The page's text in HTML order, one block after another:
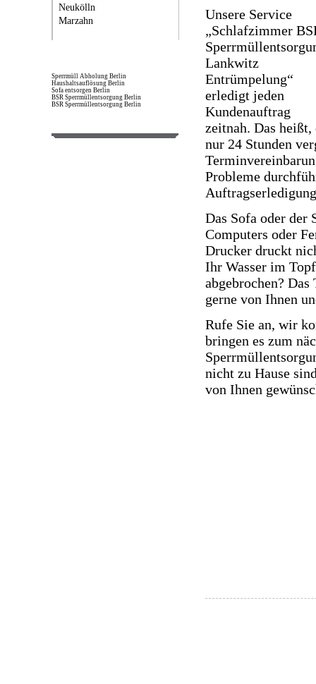
Neukölln
Marzahn
Sperrmüll Abholung Berlin
Haushaltsauflösung Berlin
Sofa entsorgen Berlin
BSR Sperrmüllentsorgung Berlin
BSR Sperrmüllentsorgung Berlin
Unsere Service
„Schlafzimmer
Lankwitz
Entrümpelung“
erledigt jeden
Kundenauftrag
zeitnah. Das
nur 24 Stunden
Probleme
Das Sofa oder der
Computers oder
Drucker druckt
Ihr Wasser im
abgebrochen?
gerne von Ihnen
Rufe Sie an, wir
bringen es zum
nicht zu Hause
von Ihnen